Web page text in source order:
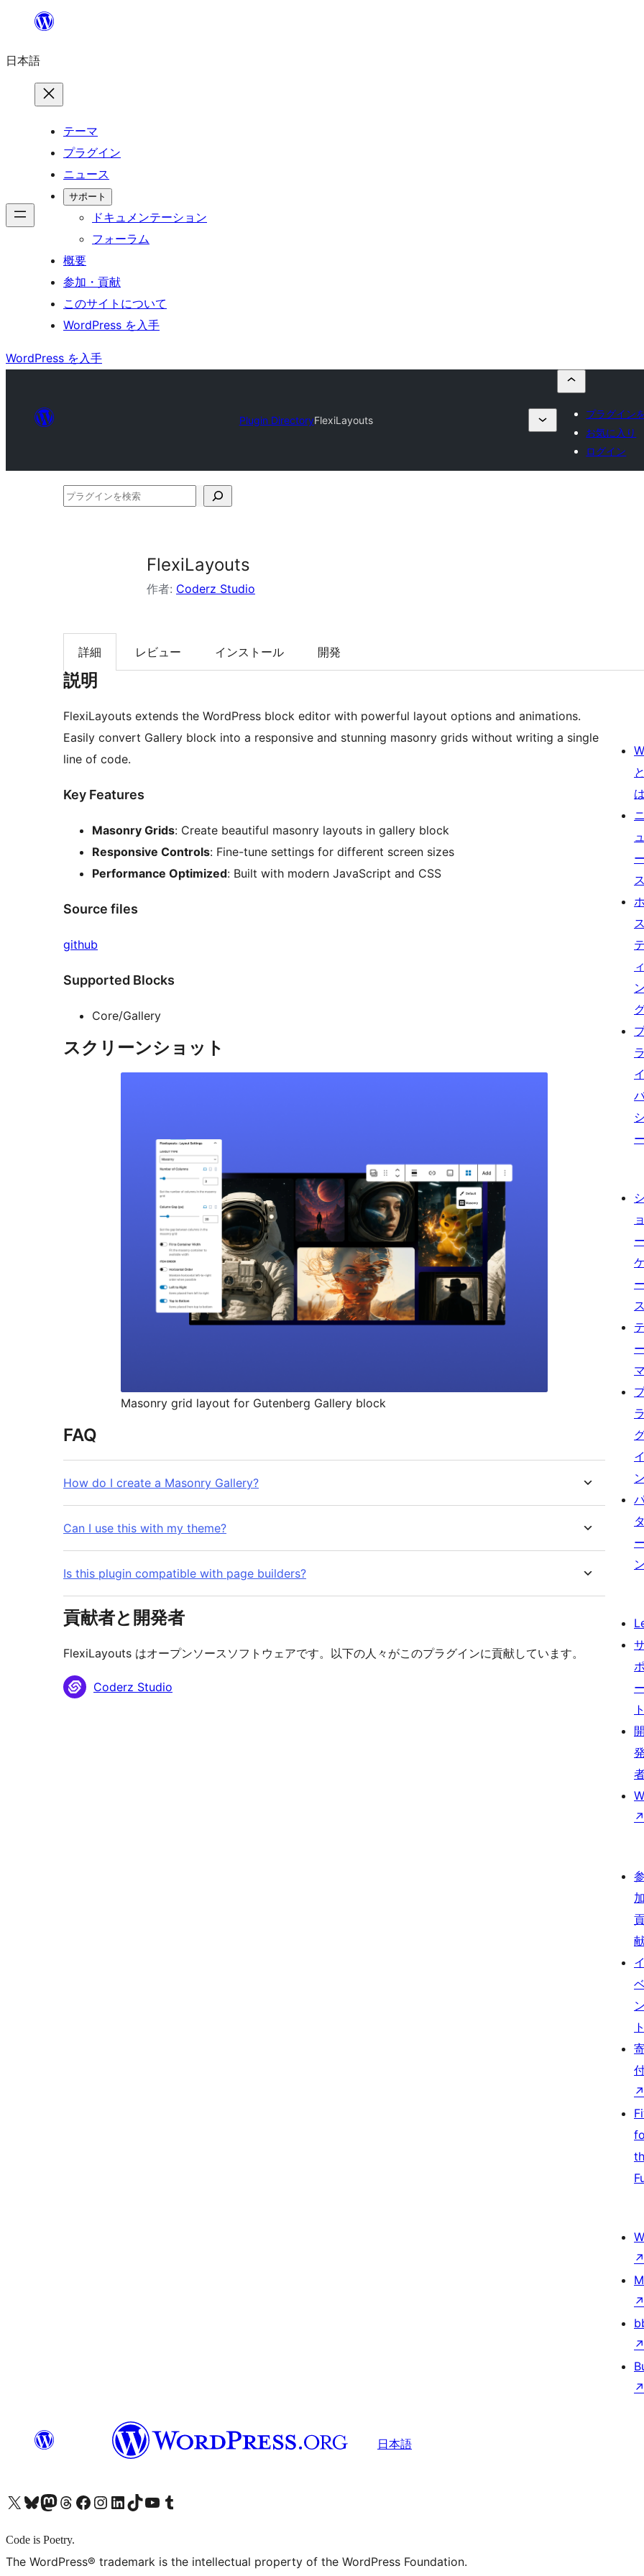
を
日本語
テーマ
プラグイン
ニュース
サポート
ドキュメンテーション
フォーラム
概要
参加・貢献
このサイトについて
WordPress を入手
WordPress を入手
Plugin DirectoryFlexiLayouts
プラグイン
お気に入り
ログイン
プ
FlexiLayouts
作者: Coderz Studio
詳細 レビュー インストール 開発
説明
FlexiLayouts extends the WordPress block editor with powerful layout options and animations.
Easily convert Gallery block into a responsive and stunning masonry grids without writing a single
line of code.
Key Features
Masonry Grids: Create beautiful masonry layouts in gallery block
Responsive Controls: Fine-tune settings for different screen sizes
Performance Optimized: Built with modern JavaScript and CSS
Source files
github
Supported Blocks
Core/Gallery
スクリーンショット
Masonry grid layout for Gutenberg Gallery block
FAQ
How do I create a Masonry Gallery?
Can I use this with my theme?
Is this plugin compatible with page builders?
貢献者と開発者
FlexiLayouts はオープンソースソフトウェアです。以下の人々がこのプラグインに貢献しています。
貢
Coderz Studio
と
は
ニ
ュ
ー
ス
ホ
ス
テ
ィ
ン
ラ
イ
シ
ー
シ
ョ
ー
ケ
ー
ス
テ
ー
マ
ラ
イ
ン
タ
ー
ン
サ
ポ
ー
ト
開
発
↗
参
イ
ン
ト
↗
↗
↗
↗
↗
日本語
X (旧 Twitter) アカウントへBluesky アカウントへMastodon アカウントへThreads アカウントへ Facebook ページへInstagram アカウントへ LinkedIn アカウントへTikTok アカウントへYouTube チャンネルへ Tumblr アカウントへ
Code is Poetry.
The WordPress® trademark is the intellectual property of the WordPress Foundation.